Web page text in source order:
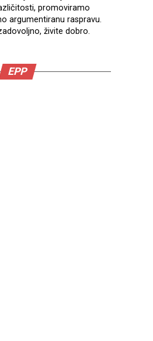
promoviramo
argumentiranu raspravu.
živite dobro.
EPP